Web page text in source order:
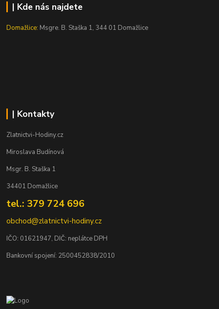
| Kde nás najdete
Domažlice: Msgre. B. Staška 1, 344 01 Domažlice
| Kontakty
Zlatnictvi-Hodiny.cz
Miroslava Budínová
Msgr. B. Staška 1
34401 Domažlice
tel.: 379 724 696
obchod@zlatnictvi-hodiny.cz
IČO: 01621947, DIČ: neplátce DPH
Bankovní spojení: 2500452838/2010